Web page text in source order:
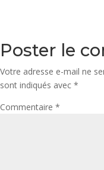
Poster le
Votre adresse e-mail ne
sont indiqués avec *
Commentaire *